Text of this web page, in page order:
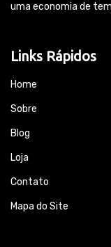
uma economia de
Links Rápidos
Home
Sobre
Blog
Loja
Contato
Mapa do Site